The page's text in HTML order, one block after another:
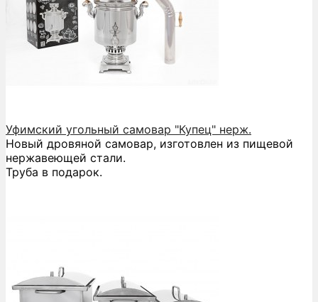
Уфимский угольный самовар "Купец" нерж.
Новый дровяной самовар, изготовлен из пищевой
нержавеющей стали.
Труба в подарок.